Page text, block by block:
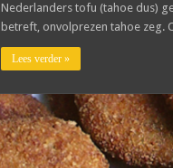
Nederlanders tofu (tahoe dus)
betreft, onvolprezen tahoe zeg.
Lees verder »